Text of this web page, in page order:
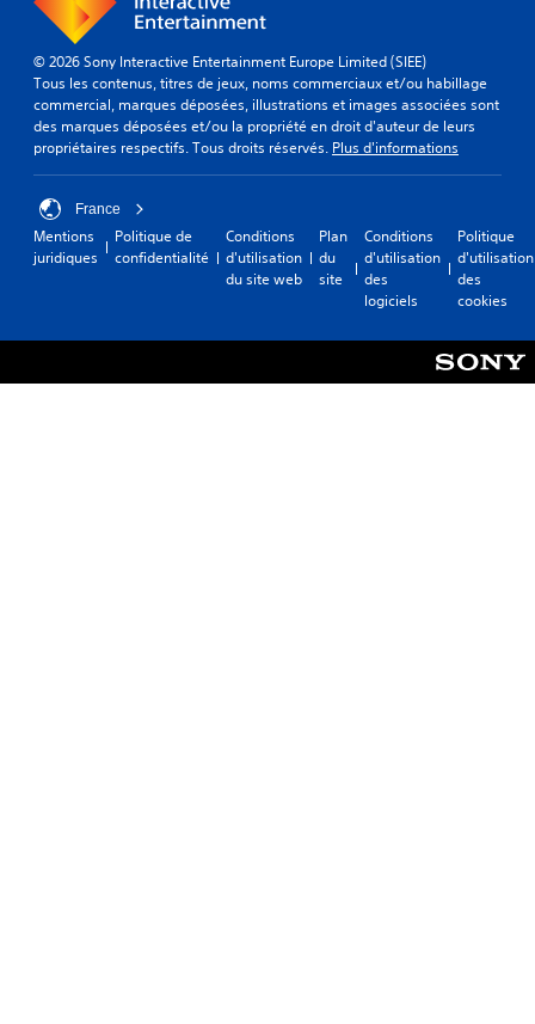
© 2026 Sony Interactive Entertainment Europe Limited (SIEE)
Tous les contenus, titres de jeux, noms commerciaux et/ou habillage
commercial, marques déposées, illustrations et images associées sont
des marques déposées et/ou la propriété en droit d'auteur de leurs
propriétaires respectifs. Tous droits réservés. Plus d'informations
France
Mentions
juridiques
Politique de
confidentialité
Conditions
d'utilisation
du site web
Plan
du
site
Conditions
d'utilisation
des
logiciels
Politique
d'utilisation
des
cookies